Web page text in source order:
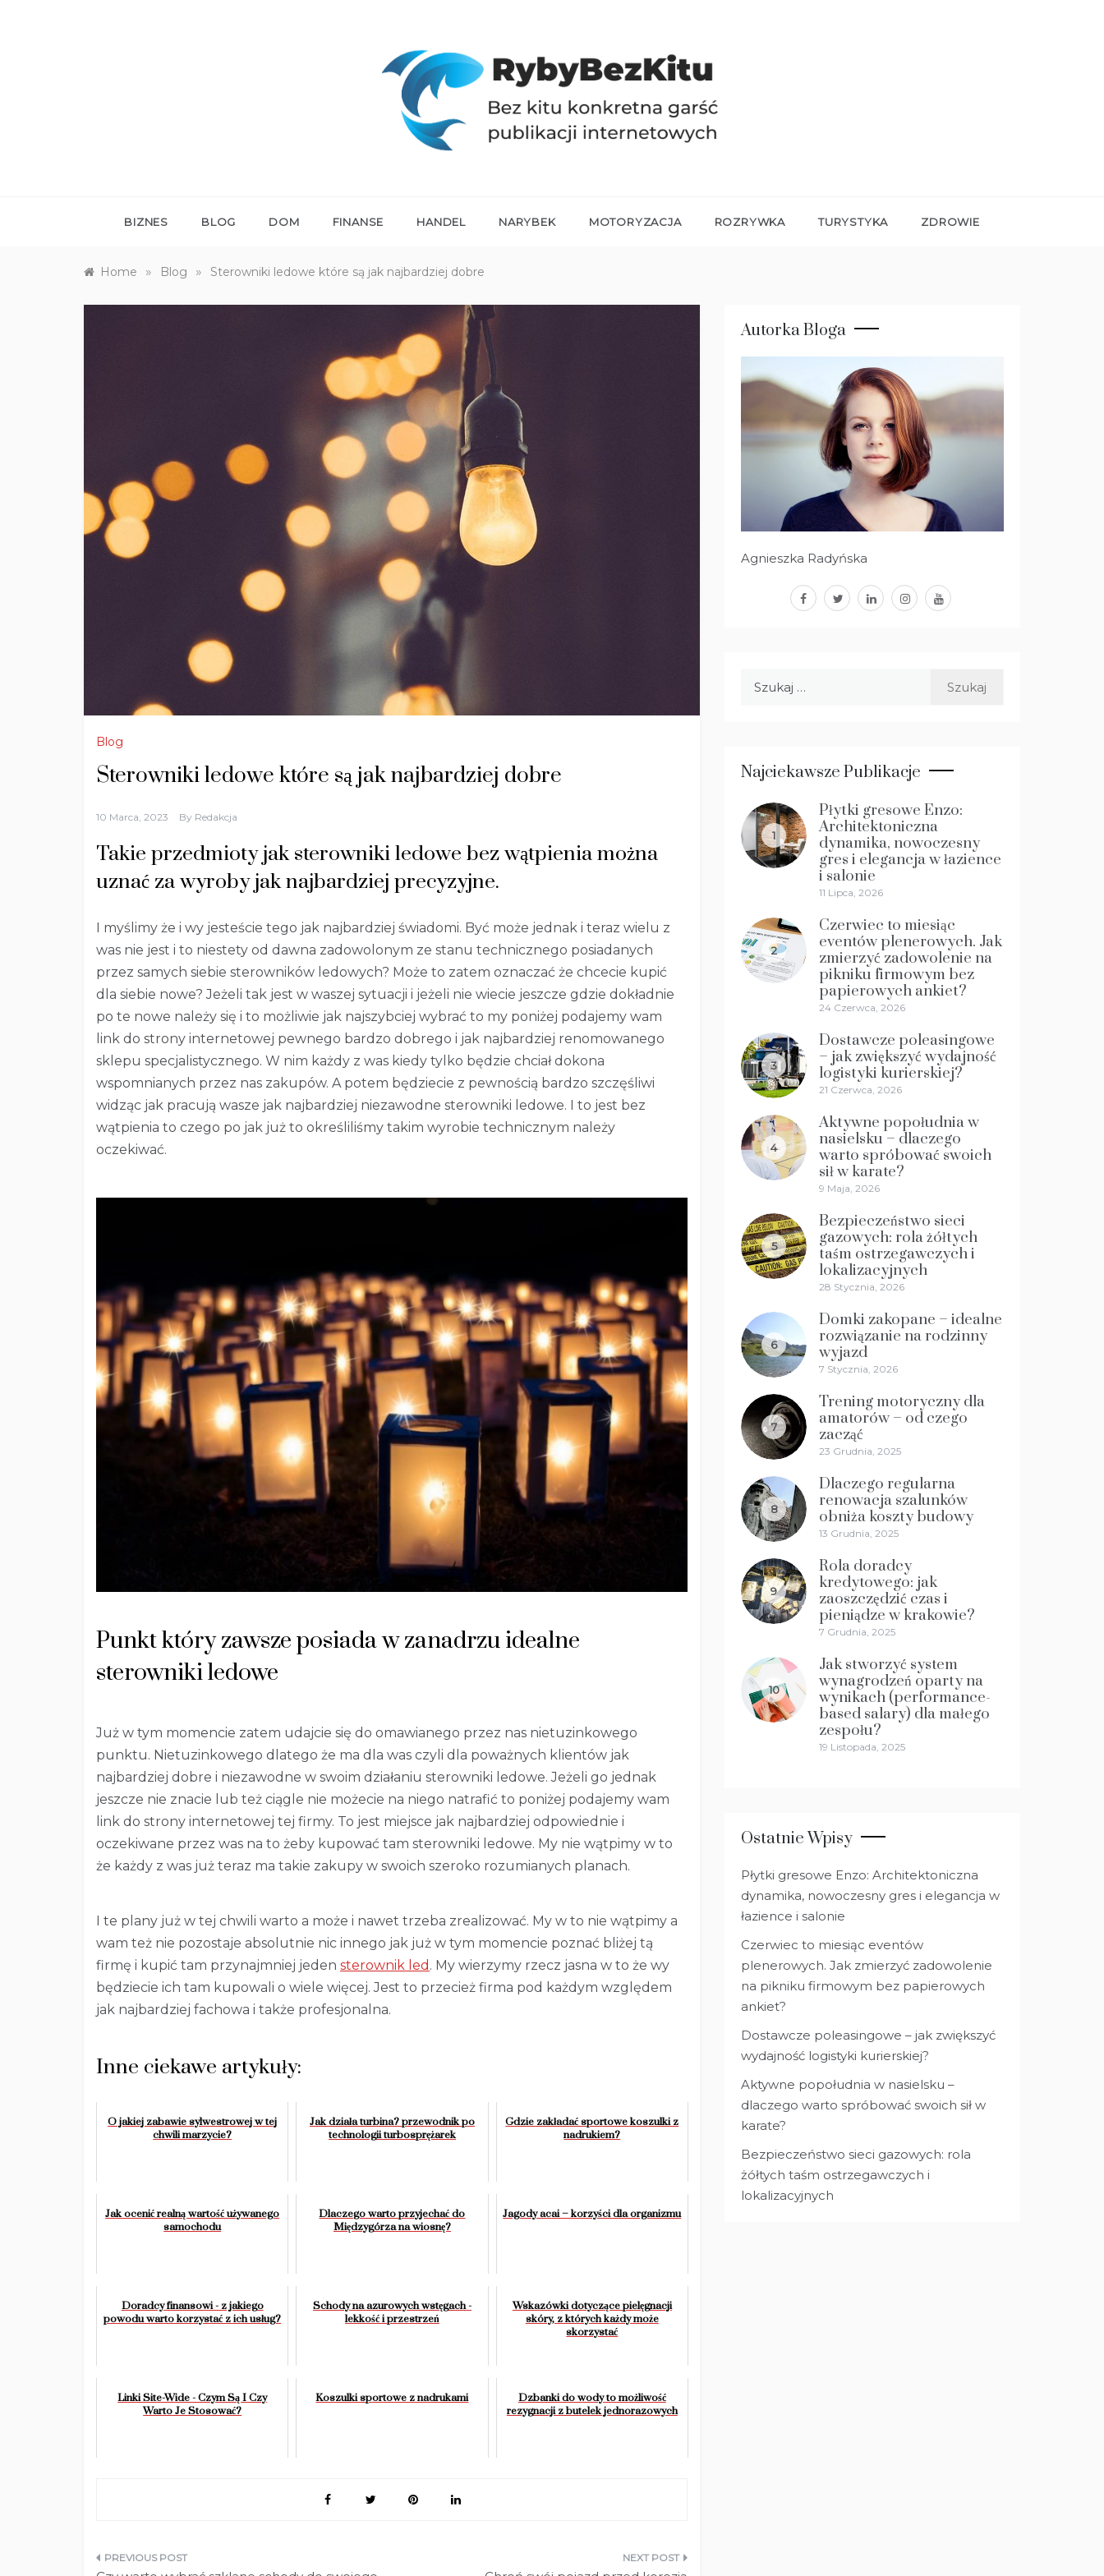
BIZNES BLOG DOM FINANSE HANDEL NARYBEK MOTORYZACJA ROZRYWKA TURYSTYKA ZDROWIE
Home » Blog » Sterowniki ledowe które są jak najbardziej dobre
Blog
Sterowniki ledowe które są jak najbardziej dobre
10 Marca, 2023 By Redakcja
Takie przedmioty jak sterowniki ledowe bez wątpienia można
uznać za wyroby jak najbardziej precyzyjne.
I myślimy że i wy jesteście tego jak najbardziej świadomi. Być może jednak i teraz wielu z
was nie jest i to niestety od dawna zadowolonym ze stanu technicznego posiadanych
przez samych siebie sterowników ledowych? Może to zatem oznaczać że chcecie kupić
dla siebie nowe? Jeżeli tak jest w waszej sytuacji i jeżeli nie wiecie jeszcze gdzie dokładnie
po te nowe należy się i to możliwie jak najszybciej wybrać to my poniżej podajemy wam
link do strony internetowej pewnego bardzo dobrego i jak najbardziej renomowanego
sklepu specjalistycznego. W nim każdy z was kiedy tylko będzie chciał dokona
wspomnianych przez nas zakupów. A potem będziecie z pewnością bardzo szczęśliwi
widząc jak pracują wasze jak najbardziej niezawodne sterowniki ledowe. I to jest bez
wątpienia to czego po jak już to określiliśmy takim wyrobie technicznym należy
oczekiwać.
Punkt który zawsze posiada w zanadrzu idealne
sterowniki ledowe
Już w tym momencie zatem udajcie się do omawianego przez nas nietuzinkowego
punktu. Nietuzinkowego dlatego że ma dla was czyli dla poważnych klientów jak
najbardziej dobre i niezawodne w swoim działaniu sterowniki ledowe. Jeżeli go jednak
jeszcze nie znacie lub też ciągle nie możecie na niego natrafić to poniżej podajemy wam
link do strony internetowej tej firmy. To jest miejsce jak najbardziej odpowiednie i
oczekiwane przez was na to żeby kupować tam sterowniki ledowe. My nie wątpimy w to
że każdy z was już teraz ma takie zakupy w swoich szeroko rozumianych planach.
I te plany już w tej chwili warto a może i nawet trzeba zrealizować. My w to nie wątpimy a
wam też nie pozostaje absolutnie nic innego jak już w tym momencie poznać bliżej tą
firmę i kupić tam przynajmniej jeden sterownik led . My wierzymy rzecz jasna w to że wy
będziecie ich tam kupowali o wiele więcej. Jest to przecież firma pod każdym względem
jak najbardziej fachowa i także profesjonalna.
Inne ciekawe artykuły:
O jakiej zabawie sylwestrowej w tej
chwili marzycie?
Jak działa turbina? przewodnik po
technologii turbosprężarek
Gdzie zakładać sportowe koszulki z
nadrukiem?
Jak ocenić realną wartość używanego
samochodu
Dlaczego warto przyjechać do
Międzygórza na wiosnę?
Jagody acai – korzyści dla organizmu
Doradcy finansowi - z jakiego
powodu warto korzystać z ich usług?
Schody na azurowych wstęgach -
lekkość i przestrzeń
Wskazówki dotyczące pielęgnacji
skóry, z których każdy może
skorzystać
Linki Site-Wide - Czym Są I Czy
Warto Je Stosować?
Koszulki sportowe z nadrukami
Dzbanki do wody to możliwość
rezygnacji z butelek jednorazowych
Nawigacja
Autorka Bloga
Agnieszka Radyńska
facebook
twitterlinkedininstagram
youtube
Najciekawsze Publikacje
1
Płytki gresowe Enzo:
Architektoniczna
dynamika, nowoczesny
gres i elegancja w łazience
i salonie
11 Lipca, 2026
2
Czerwiec to miesiąc
eventów plenerowych. Jak
zmierzyć zadowolenie na
pikniku firmowym bez
papierowych ankiet?
24 Czerwca, 2026
3
Dostawcze poleasingowe
– jak zwiększyć wydajność
logistyki kurierskiej?
21 Czerwca, 2026
4
Aktywne popołudnia w
nasielsku – dlaczego
warto spróbować swoich
sił w karate?
9 Maja, 2026
5
Bezpieczeństwo sieci
gazowych: rola żółtych
taśm ostrzegawczych i
lokalizacyjnych
28 Stycznia, 2026
6
Domki zakopane – idealne
rozwiązanie na rodzinny
wyjazd
7 Stycznia, 2026
7
Trening motoryczny dla
amatorów – od czego
zacząć
23 Grudnia, 2025
8
Dlaczego regularna
renowacja szalunków
obniża koszty budowy
13 Grudnia, 2025
9
Rola doradcy
kredytowego: jak
zaoszczędzić czas i
pieniądze w krakowie?
7 Grudnia, 2025
10
Jak stworzyć system
wynagrodzeń oparty na
wynikach (performance-
based salary) dla małego
zespołu?
19 Listopada, 2025
Ostatnie Wpisy
Płytki gresowe Enzo: Architektoniczna
dynamika, nowoczesny gres i elegancja w
łazience i salonie
Czerwiec to miesiąc eventów
plenerowych. Jak zmierzyć zadowolenie
na pikniku firmowym bez papierowych
ankiet?
Dostawcze poleasingowe – jak zwiększyć
wydajność logistyki kurierskiej?
Aktywne popołudnia w nasielsku –
dlaczego warto spróbować swoich sił w
karate?
Bezpieczeństwo sieci gazowych: rola
żółtych taśm ostrzegawczych i
lokalizacyjnych